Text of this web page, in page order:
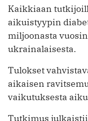
Kaikkiaan
aikuistyypin
miljoonasta
ukrainalaisesta.
Tulokset
aikaisen
vaikutuksesta
Tutkimus